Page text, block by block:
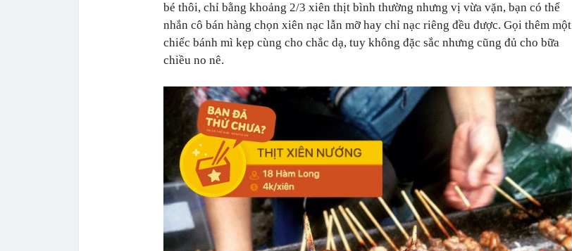
bé thôi, chỉ bằng khoảng 2/3 xiên thịt bình thường nhưng vị vừa vặn, bạn có thể
nhắn cô bán hàng chọn xiên nạc lẫn mỡ hay chỉ nạc riêng đều được. Gọi thêm một
chiếc bánh mì kẹp cùng cho chắc dạ, tuy không đặc sắc nhưng cũng đủ cho bữa
chiều no nê.